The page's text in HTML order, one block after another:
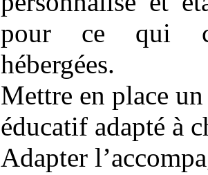
pour ce qui
hébergées.
Mettre en place
éducatif adapté à
Adapter